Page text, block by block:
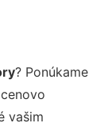
? Ponúkame
vašim